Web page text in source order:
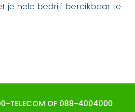
je hele bedrijf bereikbaar te
TELECOM OF 088-4004000